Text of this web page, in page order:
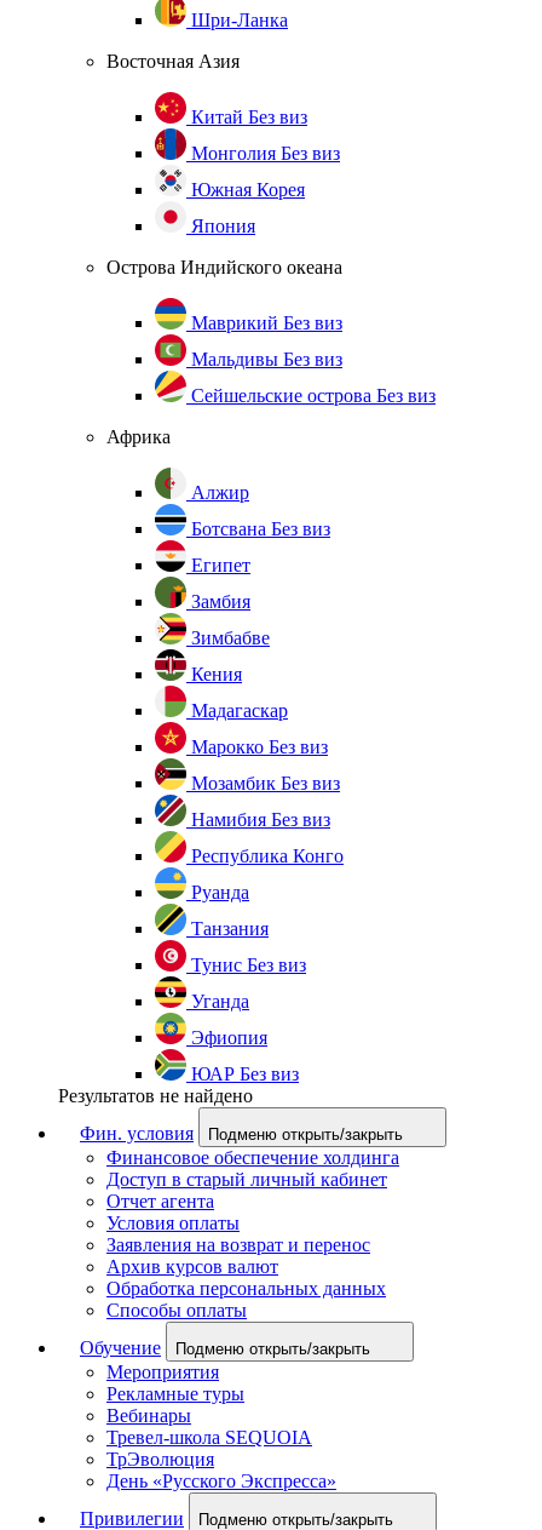
Шри-Ланка
Восточная Азия
Китай Без виз
Монголия Без виз
Южная Корея
Япония
Острова Индийского океана
Маврикий Без виз
Мальдивы Без виз
Сейшельские острова Без виз
Африка
Алжир
Ботсвана Без виз
Египет
Замбия
Зимбабве
Кения
Мадагаскар
Марокко Без виз
Мозамбик Без виз
Намибия Без виз
Республика Конго
Руанда
Танзания
Тунис Без виз
Уганда
Эфиопия
ЮАР Без виз
Результатов не найдено
Фин. условия
Подменю открыть/закрыть
Финансовое обеспечение холдинга
Доступ в старый личный кабинет
Отчет агента
Условия оплаты
Заявления на возврат и перенос
Архив курсов валют
Обработка персональных данных
Способы оплаты
Обучение
Подменю открыть/закрыть
Мероприятия
Рекламные туры
Вебинары
Тревел-школа SEQUOIA
ТрЭволюция
День «Русского Экспресса»
Привилегии
Подменю открыть/закрыть